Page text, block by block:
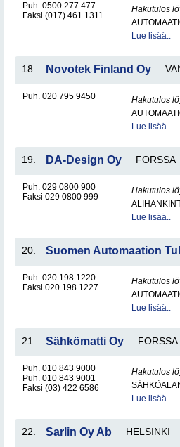
Puh. 0500 277 477
Faksi (017) 461 1311
Hakutulos
Lue lisää..
18. Novotek Finland Oy
Puh. 020 795 9450
Hakutulos
Lue lisää..
19. DA-Design Oy FORSSA
Puh. 029 0800 900
Faksi 029 0800 999
Hakutulos
Lue lisää..
20. Suomen Automaation
Puh. 020 198 1220
Faksi 020 198 1227
Hakutulos
Lue lisää..
21. Sähkömatti Oy FORSSA
Puh. 010 843 9000
Puh. 010 843 9001
Faksi (03) 422 6586
Hakutulos
Lue lisää..
22. Sarlin Oy Ab HELSINKI